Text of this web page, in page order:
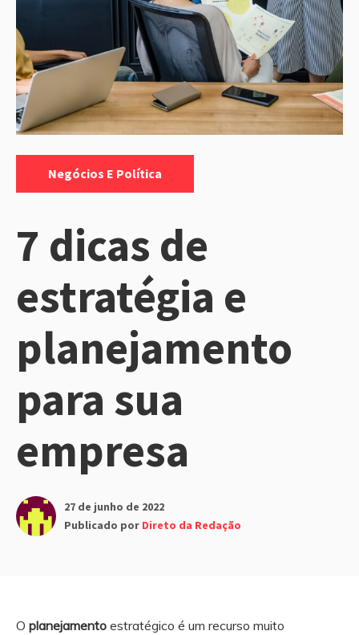
Categorias:
Negócios E Política
7 dicas de
estratégia e
planejamento
para sua
empresa
27 de junho de 2022
Publicado por Direto da Redação
O planejamento estratégico é um recurso muito